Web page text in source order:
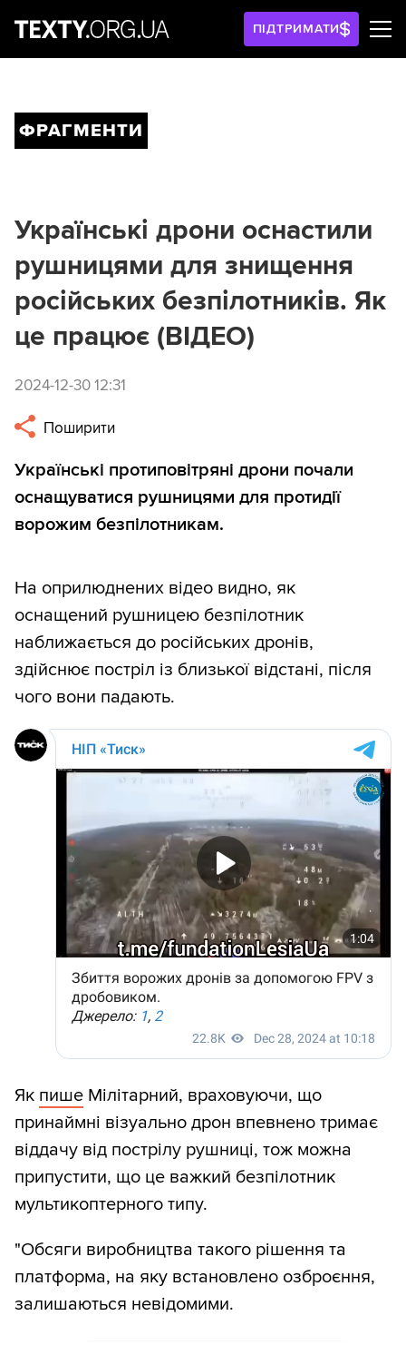
ПІДТРИМАТИ
ФРАГМЕНТИ
Українські дрони оснастили
рушницями для знищення
російських безпілотників. Як
це працює (ВІДЕО)
2024-12-30 12:31
Поширити
Українські протиповітряні дрони почали
оснащуватися рушницями для протидії
ворожим безпілотникам.
На оприлюднених відео видно, як
оснащений рушницею безпілотник
наближається до російських дронів,
здійснює постріл із близької відстані, після
чого вони падають.
Як пише Мілітарний, враховуючи, що
принаймні візуально дрон впевнено тримає
віддачу від пострілу рушниці, тож можна
припустити, що це важкий безпілотник
мультикоптерного типу.
"Обсяги виробництва такого рішення та
платформа, на яку встановлено озброєння,
залишаються невідомими.